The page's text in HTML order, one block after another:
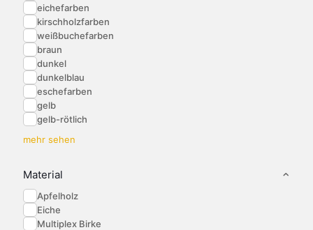
eichefarben
kirschholzfarben
weißbuchefarben
braun
dunkel
dunkelblau
eschefarben
gelb
gelb-rötlich
mehr sehen
Material
Apfelholz
Eiche
Multiplex Birke